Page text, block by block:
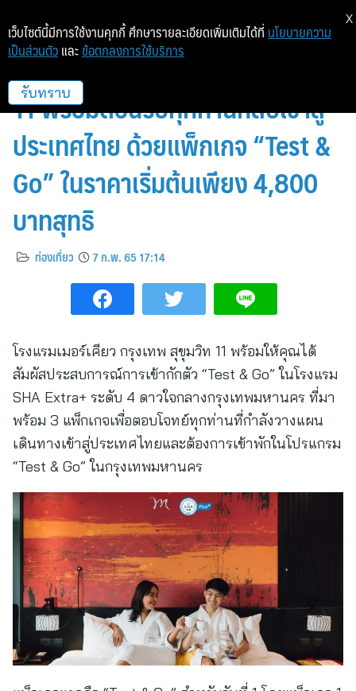
โรงแรมเมอร์เคียว กรุงเทพ สุขุมวิท
11 พร้อมต้อนรับทุกท่านกลับเข้าสู่
ประเทศไทย ด้วยแพ็กเกจ “Test &
Go” ในราคาเริ่มต้นเพียง 4,800
บาทสุทธิ
ท่องเที่ยว 7 ก.พ. 65 17:14
โรงแรมเมอร์เคียว กรุงเทพ สุขุมวิท 11 พร้อมให้คุณได้
สัมผัสประสบการณ์การเข้ากักตัว “Test & Go” ในโรงแรม
SHA Extra+ ระดับ 4 ดาวใจกลางกรุงเทพมหานคร ที่มา
พร้อม 3 แพ็กเกจเพื่อตอบโจทย์ทุกท่านที่กำลังวางแผน
เดินทางเข้าสู่ประเทศไทยและต้องการเข้าพักในโปรแกรม
“Test & Go” ในกรุงเทพมหานคร
เว็บไซต์นี้มีการใช้งานคุกกี้ ศึกษารายละเอียดเพิ่มเติมได้ที่ นโยบายความ
เป็นส่วนตัว และ ข้อตกลงการใช้บริการ
รับทราบ
X